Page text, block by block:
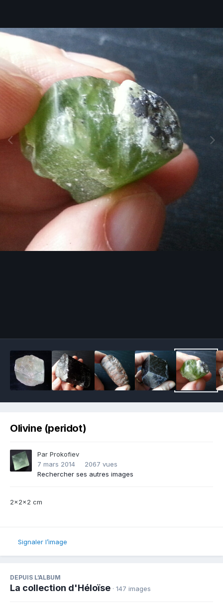
Olivine (peridot)
Par Prokofiev
7 mars 2014
2067 vues
Rechercher ses autres images
2x2x2 cm
Signaler l’image
DEPUIS L’ALBUM
La collection d'Héloïse · 147 images